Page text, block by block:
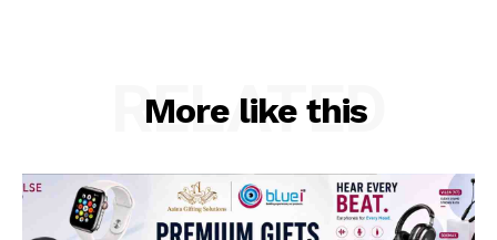
More like this
RELATED